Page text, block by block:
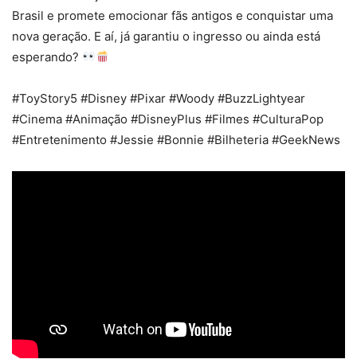
Brasil e promete emocionar fãs antigos e conquistar uma
nova geração. E aí, já garantiu o ingresso ou ainda está
esperando?
#ToyStory5 #Disney #Pixar #Woody #BuzzLightyear
#Cinema #Animação #DisneyPlus #Filmes #CulturaPop
#Entretenimento #Jessie #Bonnie #Bilheteria #GeekNews